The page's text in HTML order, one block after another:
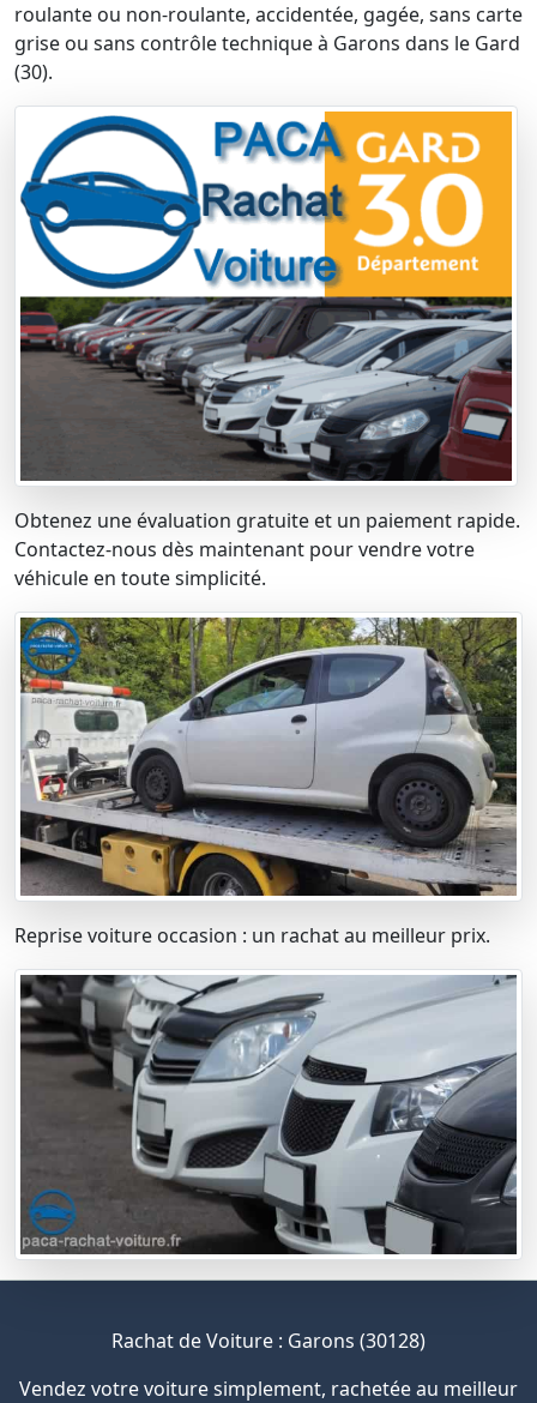
roulante ou non-roulante, accidentée, gagée, sans carte
grise ou sans contrôle technique à Garons dans le Gard
(30).
Obtenez une évaluation gratuite et un paiement rapide.
Contactez-nous dès maintenant pour vendre votre
véhicule en toute simplicité.
Reprise voiture occasion : un rachat au meilleur prix.
Rachat de Voiture : Garons (30128)
Vendez votre voiture simplement, rachetée au meilleur